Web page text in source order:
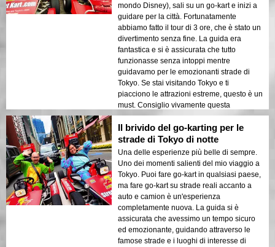
mondo Disney), sali su un go-kart e inizi a
guidare per la città. Fortunatamente
abbiamo fatto il tour di 3 ore, che è stato un
divertimento senza fine. La guida era
fantastica e si è assicurata che tutto
funzionasse senza intoppi mentre
guidavamo per le emozionanti strade di
Tokyo. Se stai visitando Tokyo e ti
piacciono le attrazioni estreme, questo è un
must. Consiglio vivamente questa
esperienza a chiunque cerchi un modo
unico per esplorare la città e divertirsi!
Il brivido del go-karting per le
strade di Tokyo di notte
Una delle esperienze più belle di sempre.
Uno dei momenti salienti del mio viaggio a
Tokyo. Puoi fare go-kart in qualsiasi paese,
ma fare go-kart su strade reali accanto a
auto e camion è un'esperienza
completamente nuova. La guida si è
assicurata che avessimo un tempo sicuro
ed emozionante, guidando attraverso le
famose strade e i luoghi di interesse di